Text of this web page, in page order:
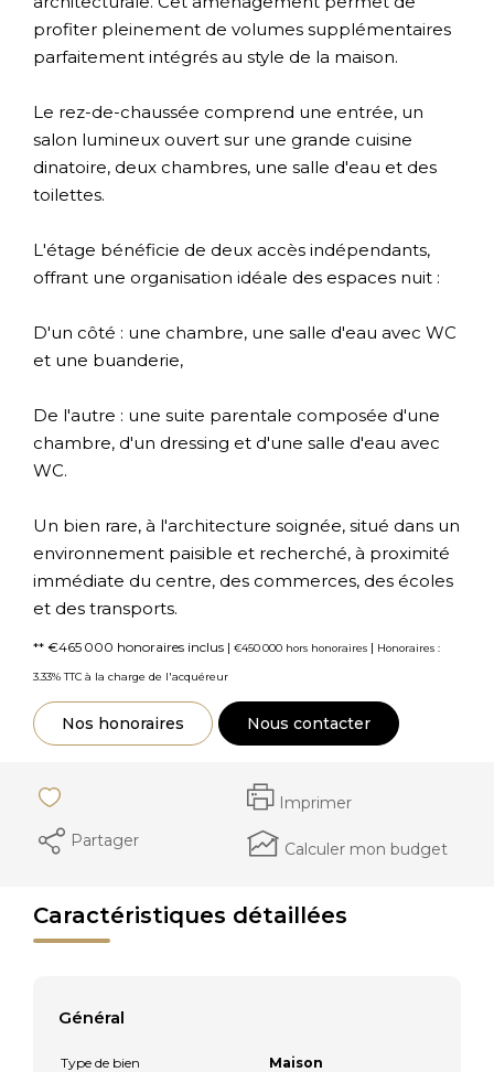
profiter pleinement de volumes supplémentaires
parfaitement intégrés au style de la maison.
Le rez-de-chaussée comprend une entrée, un
salon lumineux ouvert sur une grande cuisine
dinatoire, deux chambres, une salle d'eau et des
toilettes.
L'étage bénéficie de deux accès indépendants,
offrant une organisation idéale des espaces nuit :
D'un côté : une chambre, une salle d'eau avec WC
et une buanderie,
De l'autre : une suite parentale composée d'une
chambre, d'un dressing et d'une salle d'eau avec
WC.
Un bien rare, à l'architecture soignée, situé dans un
environnement paisible et recherché, à proximité
immédiate du centre, des commerces, des écoles
et des transports.
** €465 000 honoraires inclus | €450 000 hors honoraires | Honoraires :
3.33% TTC à la charge de l'acquéreur
Nos honoraires Nous contacter
Imprimer
Partager
Calculer mon budget
Caractéristiques détaillées
Général
Type de bien
Maison